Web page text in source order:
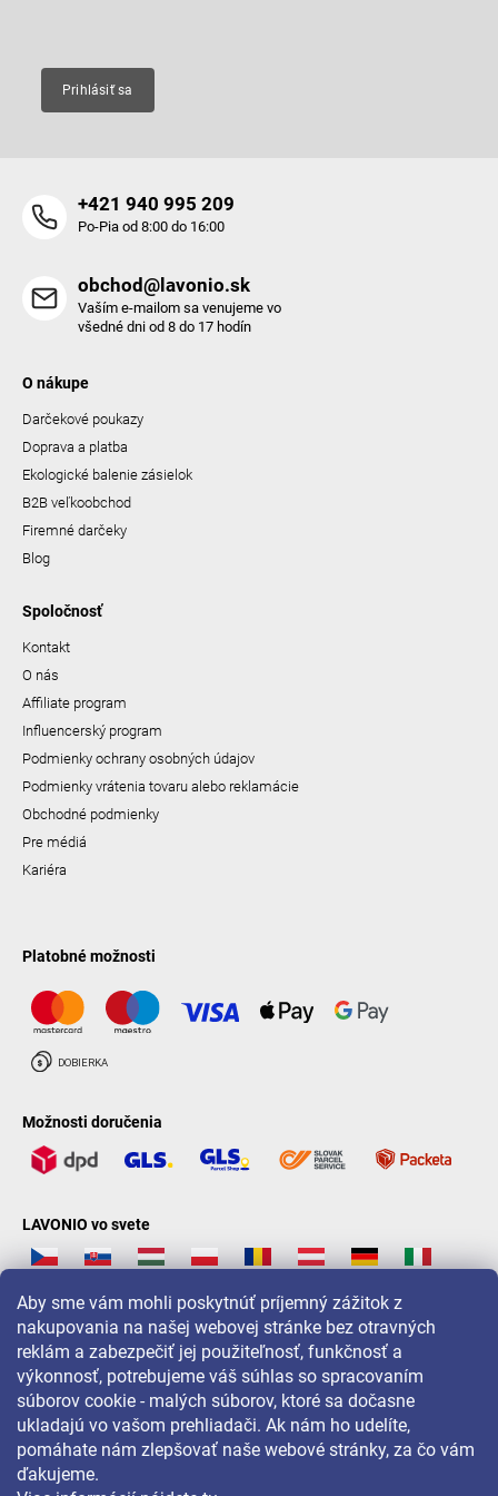
Aby sme vám mohli poskytnúť príjemný zážitok z
nakupovania na našej webovej stránke bez otravných
reklám a zabezpečiť jej použiteľnosť, funkčnosť a
výkonnosť, potrebujeme váš súhlas so spracovaním
súborov cookie - malých súborov, ktoré sa dočasne
ukladajú vo vašom prehliadači. Ak nám ho udelíte,
pomáhate nám zlepšovať naše webové stránky, za čo vám
ďakujeme.
Prihlásiť sa
+421 940 995 209
Po-Pia od 8:00 do 16:00
obchod@lavonio.sk
Vaším e-mailom sa venujeme vo
všedné dni od 8 do 17 hodín
O nákupe
Darčekové poukazy
Doprava a platba
Ekologické balenie zásielok
B2B veľkoobchod
Firemné darčeky
Blog
Spoločnosť
Kontakt
O nás
Affiliate program
Influencerský program
Podmienky ochrany osobných údajov
Podmienky vrátenia tovaru alebo reklamácie
Obchodné podmienky
Pre médiá
Kariéra
Platobné možnosti
Možnosti doručenia
LAVONIO vo svete
Pre akcie, súťaže a zľavy nás sledujte na: